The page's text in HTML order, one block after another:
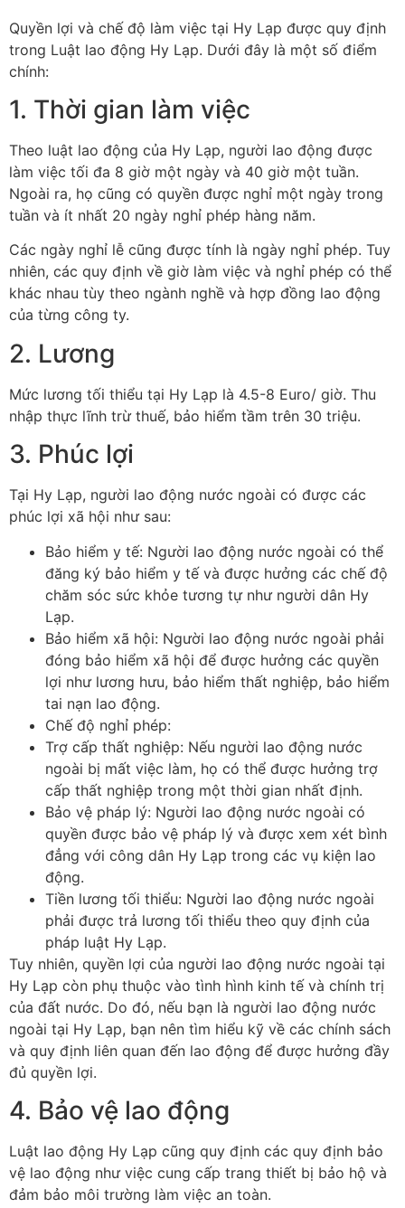
Quyền lợi và chế độ làm việc tại Hy Lạp được quy định
trong Luật lao động Hy Lạp. Dưới đây là một số điểm
chính:
1. Thời gian làm việc
Theo luật lao động của Hy Lạp, người lao động được
làm việc tối đa 8 giờ một ngày và 40 giờ một tuần.
Ngoài ra, họ cũng có quyền được nghỉ một ngày trong
tuần và ít nhất 20 ngày nghỉ phép hàng năm.
Các ngày nghỉ lễ cũng được tính là ngày nghỉ phép. Tuy
nhiên, các quy định về giờ làm việc và nghỉ phép có thể
khác nhau tùy theo ngành nghề và hợp đồng lao động
của từng công ty.
2. Lương
Mức lương tối thiểu tại Hy Lạp là 4.5-8 Euro/ giờ. Thu
nhập thực lĩnh trừ thuế, bảo hiểm tầm trên 30 triệu.
3. Phúc lợi
Tại Hy Lạp, người lao động nước ngoài có được các
phúc lợi xã hội như sau:
Bảo hiểm y tế: Người lao động nước ngoài có thể
đăng ký bảo hiểm y tế và được hưởng các chế độ
chăm sóc sức khỏe tương tự như người dân Hy
Lạp.
Bảo hiểm xã hội: Người lao động nước ngoài phải
đóng bảo hiểm xã hội để được hưởng các quyền
lợi như lương hưu, bảo hiểm thất nghiệp, bảo hiểm
tai nạn lao động.
Chế độ nghỉ phép:
Trợ cấp thất nghiệp: Nếu người lao động nước
ngoài bị mất việc làm, họ có thể được hưởng trợ
cấp thất nghiệp trong một thời gian nhất định.
Bảo vệ pháp lý: Người lao động nước ngoài có
quyền được bảo vệ pháp lý và được xem xét bình
đẳng với công dân Hy Lạp trong các vụ kiện lao
động.
Tiền lương tối thiểu: Người lao động nước ngoài
phải được trả lương tối thiểu theo quy định của
pháp luật Hy Lạp.
Tuy nhiên, quyền lợi của người lao động nước ngoài tại
Hy Lạp còn phụ thuộc vào tình hình kinh tế và chính trị
của đất nước. Do đó, nếu bạn là người lao động nước
ngoài tại Hy Lạp, bạn nên tìm hiểu kỹ về các chính sách
và quy định liên quan đến lao động để được hưởng đầy
đủ quyền lợi.
4. Bảo vệ lao động
Luật lao động Hy Lạp cũng quy định các quy định bảo
vệ lao động như việc cung cấp trang thiết bị bảo hộ và
đảm bảo môi trường làm việc an toàn.